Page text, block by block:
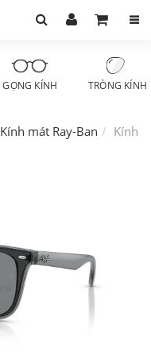
GỌNG KÍNH TRÒNG KÍNH
Kính mát Ray-Ban Kính